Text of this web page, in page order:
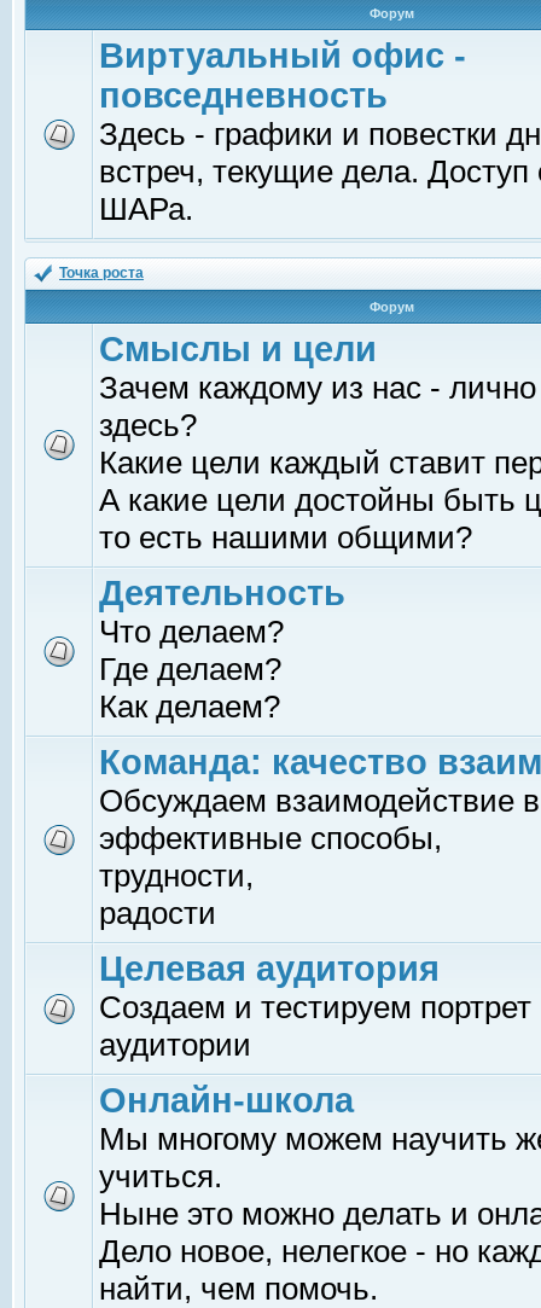
Форум
Виртуальный офис -
повседневность
Здесь - графики и повестки
встреч, текущие дела.
ШАРа.
Точка роста
Форум
Смыслы и цели
Зачем каждому из нас -
здесь?
Какие цели каждый ставит
А какие цели достойны быть
то есть нашими общими?
Деятельность
Что делаем?
Где делаем?
Как делаем?
Команда: качество
Обсуждаем взаимодействие
эффективные способы,
трудности,
радости
Целевая аудитория
Создаем и тестируем
аудитории
Онлайн-школа
Мы многому можем научить
учиться.
Ныне это можно делать и
Дело новое, нелегкое - но
найти, чем помочь.